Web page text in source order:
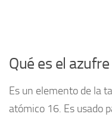
Qué es el azufre
Es un elemento de la
atómico 16. Es usado